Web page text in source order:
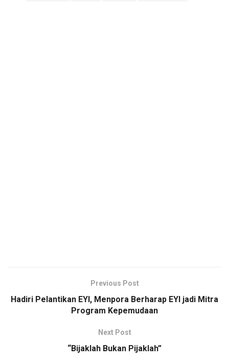
Previous Post
Hadiri Pelantikan EYI, Menpora Berharap EYI jadi Mitra
Program Kepemudaan
Next Post
“Bijaklah Bukan Pijaklah”